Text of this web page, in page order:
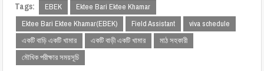
Tags: EBEK
Ektee Bari Ektee Khamar
Ektee Bari Ektee Khamar(EBEK)
Field Assistant
viva schedule
একটি বাড়ি একটি খামার
একটি বাড়ী একটি খামার
মাঠ সহকারী
মৌখিক পরীক্ষার সময়সূচি